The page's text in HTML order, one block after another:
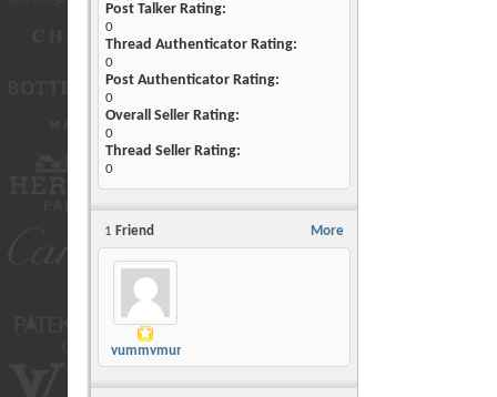
Post Talker Rating:
0
Thread Authenticator Rating:
0
Post Authenticator Rating:
0
Overall Seller Rating:
0
Thread Seller Rating:
0
More
1 Friend
yummymummy